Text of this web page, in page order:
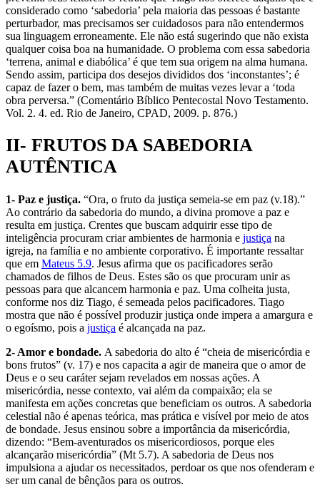
considerado como ‘sabedoria’ pela maioria das pessoas é bastante
perturbador, mas precisamos ser cuidadosos para não entendermos
sua linguagem erroneamente. Ele não está sugerindo que não exista
qualquer coisa boa na humanidade. O problema com essa sabedoria
‘terrena, animal e diabólica’ é que tem sua origem na alma humana.
Sendo assim, participa dos desejos divididos dos ‘inconstantes’; é
capaz de fazer o bem, mas também de muitas vezes levar a ‘toda
obra perversa.” (Comentário Bíblico Pentecostal Novo Testamento.
Vol. 2. 4. ed. Rio de Janeiro, CPAD, 2009. p. 876.)
II- FRUTOS DA SABEDORIA
AUTÊNTICA
1- Paz e justiça. “Ora, o fruto da justiça semeia-se em paz (v.18).”
Ao contrário da sabedoria do mundo, a divina promove a paz e
resulta em justiça. Crentes que buscam adquirir esse tipo de
inteligência procuram criar ambientes de harmonia e justiça na
igreja, na família e no ambiente corporativo. É importante ressaltar
que em Mateus 5.9. Jesus afirma que os pacificadores serão
chamados de filhos de Deus. Estes são os que procuram unir as
pessoas para que alcancem harmonia e paz. Uma colheita justa,
conforme nos diz Tiago, é semeada pelos pacificadores. Tiago
mostra que não é possível produzir justiça onde impera a amargura e
o egoísmo, pois a justiça é alcançada na paz.
2- Amor e bondade. A sabedoria do alto é “cheia de misericórdia e
bons frutos” (v. 17) e nos capacita a agir de maneira que o amor de
Deus e o seu caráter sejam revelados em nossas ações. A
misericórdia, nesse contexto, vai além da compaixão; ela se
manifesta em ações concretas que beneficiam os outros. A sabedoria
celestial não é apenas teórica, mas prática e visível por meio de atos
de bondade. Jesus ensinou sobre a importância da misericórdia,
dizendo: “Bem-aventurados os misericordiosos, porque eles
alcançarão misericórdia” (Mt 5.7). A sabedoria de Deus nos
impulsiona a ajudar os necessitados, perdoar os que nos ofenderam e
ser um canal de bênçãos para os outros.